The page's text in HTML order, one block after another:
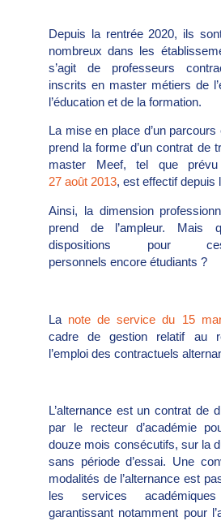
Depuis la rentrée 2020, ils
nombreux dans les
s’agit de professeurs
inscrits en master métiers de
l’éducation et de la formation.
La mise en place d’un
prend la forme d’un contrat de
master Meef, tel que
27 août 2013, est effectif depuis
Ainsi, la dimension
prend de l’ampleur. Mais
dispositions pour
personnels encore étudiants ?
La note de service du 15
cadre de gestion relatif au
l’emploi des contractuels
L’alternance est un contrat de
par le recteur d’académie
douze mois consécutifs, sur la
sans période d’essai. Une
modalités de l’alternance est
les services
garantissant notamment pour